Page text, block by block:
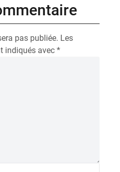
pas publiée. Les
indiqués avec *